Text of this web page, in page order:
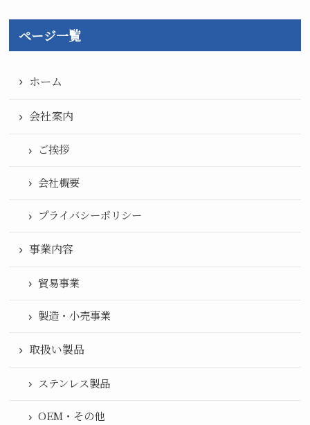
ページ一覧
ホーム
会社案内
ご挨拶
会社概要
プライバシーポリシー
事業内容
貿易事業
製造・小売事業
取扱い製品
ステンレス製品
OEM・その他